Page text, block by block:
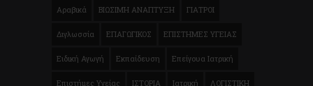
Αραβικά ΒΙΩΣΙΜΗ ΑΝΑΠΤΥΞΗ ΓΙΑΤΡΟΙ
Διγλωσσία ΕΠΑΓΩΓΙΚΟΣ ΕΠΙΣΤΗΜΕΣ ΥΓΕΙΑΣ
Ειδική Αγωγή Εκπαίδευση Επείγουα Ιατρική
Επιστήμες Υγείας ΙΣΤΟΡΙΑ Ιατρική ΛΟΓΙΣΤΙΚΗ